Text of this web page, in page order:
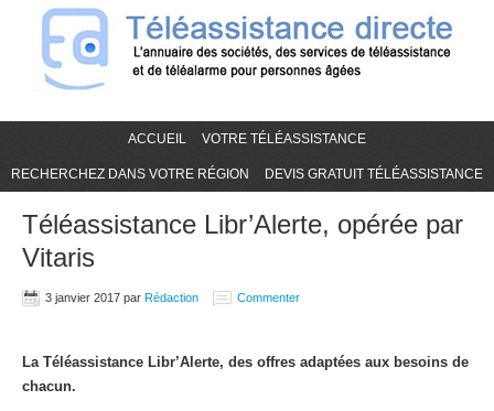
ACCUEIL VOTRE TÉLÉASSISTANCE
RECHERCHEZ DANS VOTRE RÉGION DEVIS GRATUIT TÉLÉASSISTANCE
Téléassistance Libr’Alerte, opérée par
Vitaris
3 janvier 2017 par Rédaction Commenter
La Téléassistance Libr’Alerte, des offres adaptées aux besoins de
chacun.